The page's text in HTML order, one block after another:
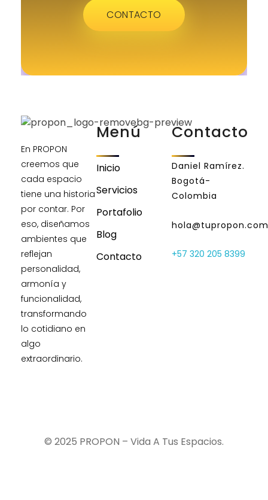
CONTACTO
En PROPON
creemos que
cada espacio
tiene una historia
por contar. Por
eso, diseñamos
ambientes que
reflejan
personalidad,
armonía y
funcionalidad,
transformando
lo cotidiano en
algo
extraordinario.
Menú
Inicio
Servicios
Portafolio
Blog
Contacto
Contacto
Daniel Ramírez.
Bogotá-
Colombia
hola@tupropon.com
+57 320 205 8399
© 2025 PROPON – Vida A Tus Espacios.